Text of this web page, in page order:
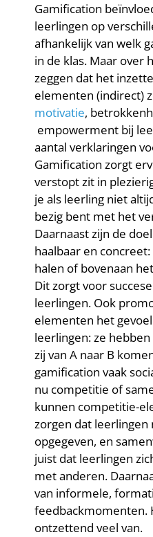
Gamification
leerlingen op
afhankelijk van welk
in de klas. Maar over
zeggen dat het
elementen (indirect)
motivatie,
empowerment bij
aantal verklaringen
Gamification zorgt
verstopt zit in
je als leerling niet
bezig bent met het
Daarnaast zijn de
haalbaar en
halen of bovenaan
Dit zorgt voor
leerlingen. Ook
elementen het
leerlingen: ze
zij van A naar B
gamification vaak
nu competitie of
kunnen competitie-
zorgen dat leerlingen
opgegeven, en
juist dat leerlingen
met anderen.
van informele,
feedbackmomenten.
ontzettend veel van.